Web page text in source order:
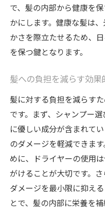
で、髪の内部から健康を
かにします。健康な髪は
かさを際立たせるため、
を保つ鍵となります。
髪への負担を減らす効果
髪に対する負担を減らす
です。まず、シャンプー
に優しい成分が含まれて
のダメージを軽減できま
めに、ドライヤーの使用
がけることが大切です。
ダメージを最小限に抑え
とで、髪の内部に栄養を